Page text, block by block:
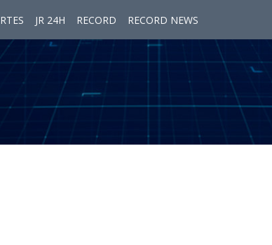
JR 24H RECORD RECORD NEWS